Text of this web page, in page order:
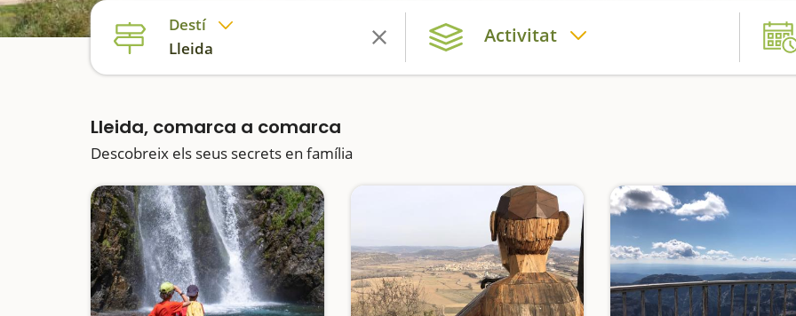
Destí
Lleida
Activitat
Lleida, comarca a comarca
Descobreix els seus secrets en família